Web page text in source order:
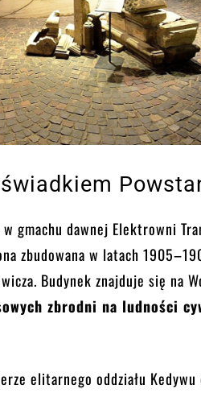
gmachu dawnej Elektrowni
zbudowana w latach
Budynek znajduje się na
zbrodni na ludności
elitarnego oddziału